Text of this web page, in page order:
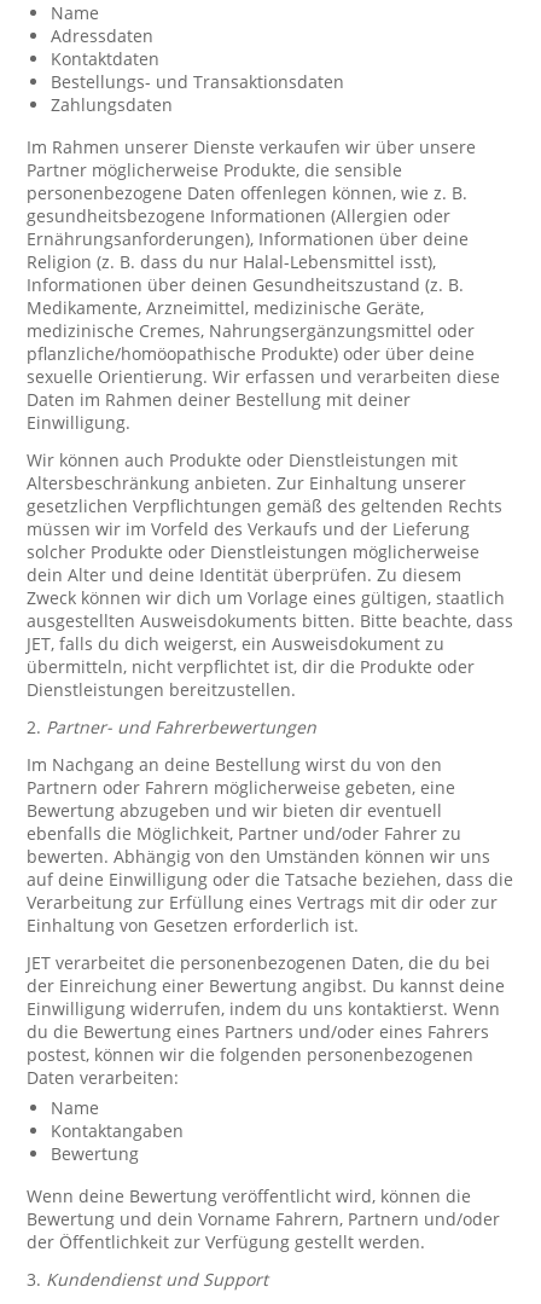
Name
Adressdaten
Kontaktdaten
Bestellungs- und Transaktionsdaten
Zahlungsdaten
Im Rahmen unserer Dienste verkaufen wir über unsere
Partner möglicherweise Produkte, die sensible
personenbezogene Daten offenlegen können, wie z. B.
gesundheitsbezogene Informationen (Allergien oder
Ernährungsanforderungen), Informationen über deine
Religion (z. B. dass du nur Halal-Lebensmittel isst),
Informationen über deinen Gesundheitszustand (z. B.
Medikamente, Arzneimittel, medizinische Geräte,
medizinische Cremes, Nahrungsergänzungsmittel oder
pflanzliche/homöopathische Produkte) oder über deine
sexuelle Orientierung. Wir erfassen und verarbeiten diese
Daten im Rahmen deiner Bestellung mit deiner
Einwilligung.
Wir können auch Produkte oder Dienstleistungen mit
Altersbeschränkung anbieten. Zur Einhaltung unserer
gesetzlichen Verpflichtungen gemäß des geltenden Rechts
müssen wir im Vorfeld des Verkaufs und der Lieferung
solcher Produkte oder Dienstleistungen möglicherweise
dein Alter und deine Identität überprüfen. Zu diesem
Zweck können wir dich um Vorlage eines gültigen, staatlich
ausgestellten Ausweisdokuments bitten. Bitte beachte, dass
JET, falls du dich weigerst, ein Ausweisdokument zu
übermitteln, nicht verpflichtet ist, dir die Produkte oder
Dienstleistungen bereitzustellen.
2. Partner- und Fahrerbewertungen
Im Nachgang an deine Bestellung wirst du von den
Partnern oder Fahrern möglicherweise gebeten, eine
Bewertung abzugeben und wir bieten dir eventuell
ebenfalls die Möglichkeit, Partner und/oder Fahrer zu
bewerten. Abhängig von den Umständen können wir uns
auf deine Einwilligung oder die Tatsache beziehen, dass die
Verarbeitung zur Erfüllung eines Vertrags mit dir oder zur
Einhaltung von Gesetzen erforderlich ist.
JET verarbeitet die personenbezogenen Daten, die du bei
der Einreichung einer Bewertung angibst. Du kannst deine
Einwilligung widerrufen, indem du uns kontaktierst. Wenn
du die Bewertung eines Partners und/oder eines Fahrers
postest, können wir die folgenden personenbezogenen
Daten verarbeiten:
Name
Kontaktangaben
Bewertung
Wenn deine Bewertung veröffentlicht wird, können die
Bewertung und dein Vorname Fahrern, Partnern und/oder
der Öffentlichkeit zur Verfügung gestellt werden.
3. Kundendienst und Support